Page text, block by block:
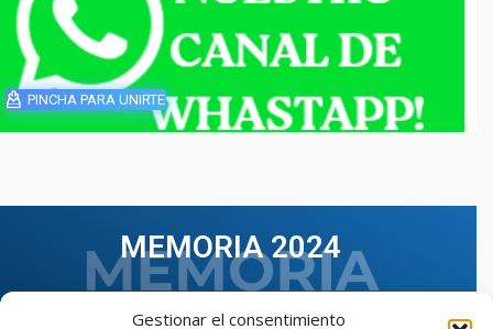
Gestionar el consentimiento
PINCHA PARA UNIRTE
MEMORIA 2024